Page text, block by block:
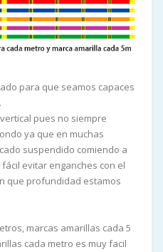
para que seamos capaces
.
pues no siempre
ya que en muchas
suspendido comiendo a
evitar enganches con el
que profundidad estamos
marcas amarillas cada 5
cada metro es muy facil